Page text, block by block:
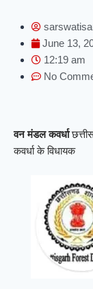
June 13,
12:19 am
No
वन मंडल कवर्धा
कवर्धा के विधायक